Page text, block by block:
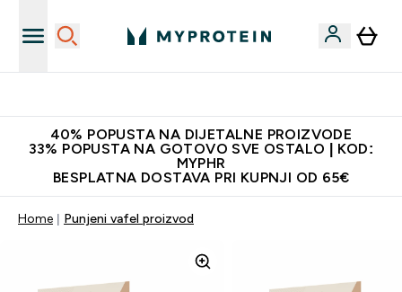
40% POPUSTA NA DIJETALNE PROIZVODE
33% POPUSTA NA GOTOVO SVE OSTALO | KOD:
MYPHR
BESPLATNA DOSTAVA PRI KUPNJI OD 65€
Home Punjeni vafel proizvod